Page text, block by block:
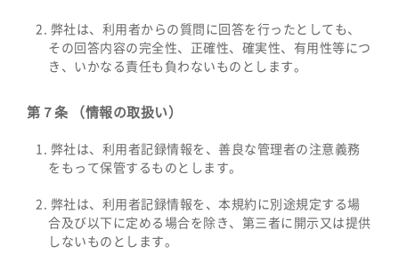
弊社は、利用者からの質問に回答を行ったとしても、
その回答内容の完全性、正確性、確実性、有用性等につ
き、いかなる責任も負わないものとします。
第７条 （情報の取扱い）
弊社は、利用者記録情報を、善良な管理者の注意義務
をもって保管するものとします。
弊社は、利用者記録情報を、本規約に別途規定する場
合及び以下に定める場合を除き、第三者に開示又は提供
しないものとします。